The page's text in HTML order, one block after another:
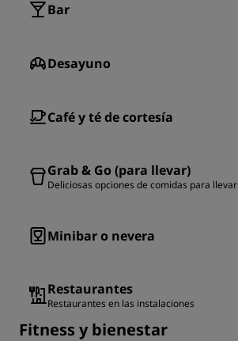
Bar
Desayuno
Café y té de cortesía
Grab & Go (para llevar)
Deliciosas opciones de comidas para llevar
Minibar o nevera
Restaurantes
Restaurantes en las instalaciones
Fitness y bienestar